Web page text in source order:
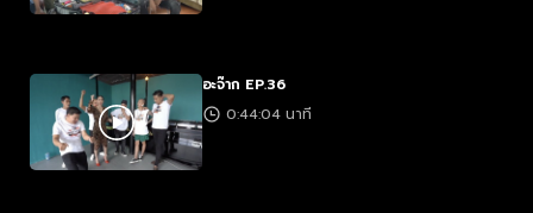
อะจ๊าก EP.36
0:44:04 นาที